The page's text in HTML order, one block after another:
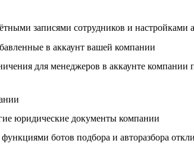
записями сотрудников и настройками
в аккаунт вашей компании
для менеджеров в аккаунте
юридические документы компании
ботов подбора и авторазбора